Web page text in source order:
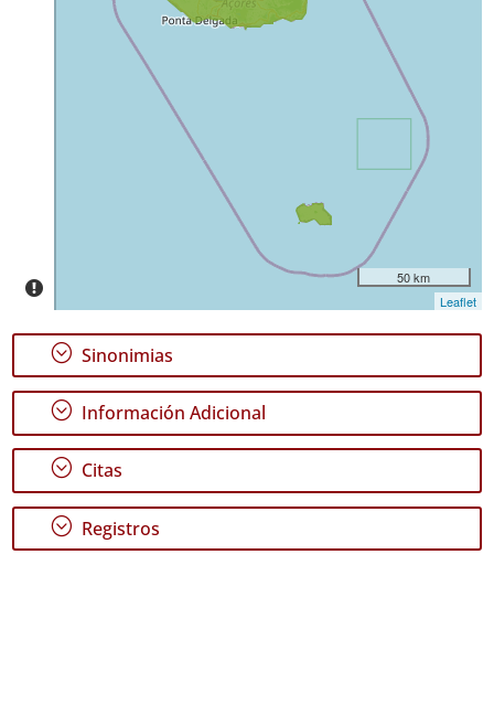
Rango
de
Fechas
50 km
Leaflet
; Sinonimias
; Información Adicional
; Citas
; Registros